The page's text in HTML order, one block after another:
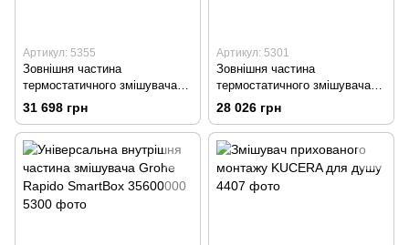
Артикул: 5355
Зовнішня частина
термостатичного змішувача
для душу Grohe Grohtherm
SmartControl 29125000 на два
споживача
31 698 грн
Артикул: 5301
Зовнішня частина
термостатичного змішувача
для душу Grohe SmartControl
29119000 на два споживача
28 026 грн